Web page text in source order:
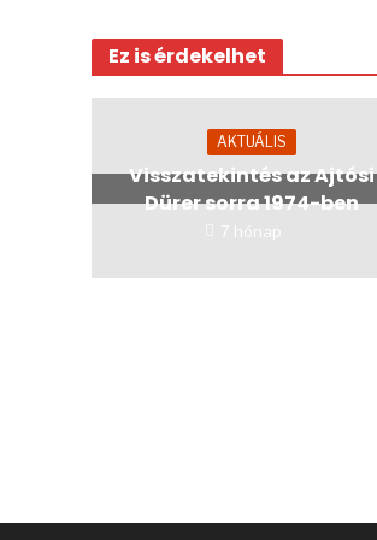
Ez is érdekelhet
AKTUÁLIS
Visszatekintés az Ajtósi
Dürer sorra 1974-ben
7 hónap